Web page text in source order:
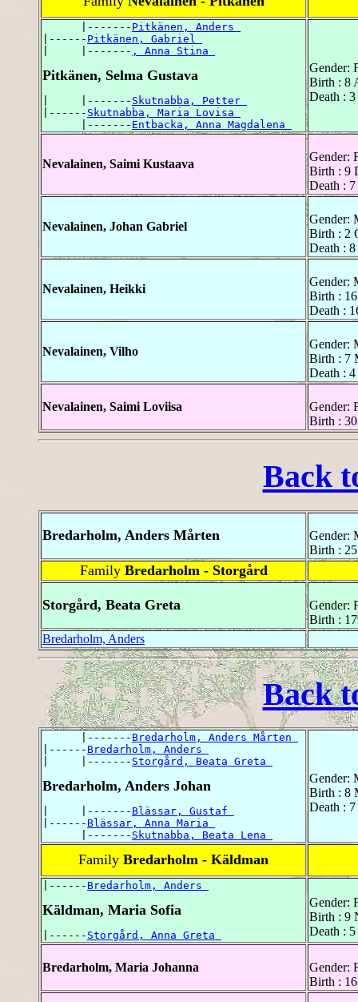
      |-------
Pitkänen, Anders
|------ Pitkänen, Gabriel
|     |------- , Anna Stina
Pitkänen, Selma Gustava
|     |------- Skutnabba, Petter
|------ Skutnabba, Maria Lovisa
      |-------
Entbacka, Anna Magdalena
Gender:
Birth : 8
Death :
Nevalainen, Saimi Kustaava
Gender:
Birth : 9
Death :
Nevalainen, Johan Gabriel
Gender:
Birth : 2
Death :
Nevalainen, Heikki
Gender:
Birth :
Death :
Nevalainen, Vilho
Gender:
Birth : 7
Death :
Nevalainen, Saimi Loviisa
Gender:
Birth :
Back
Bredarholm, Anders Mårten
Gender:
Birth :
Family Bredarholm - Storgård
Storgård, Beata Greta
Gender:
Birth :
Bredarholm, Anders
Back
      |-------
Bredarholm, Anders Mårten
|------ Bredarholm, Anders
|     |------- Storgård, Beata Greta
Bredarholm, Anders Johan
|     |------- Blässar, Gustaf
|------ Blässar, Anna Maria
      |-------
Skutnabba, Beata Lena
Gender:
Birth : 8
Death :
Family Bredarholm - Käldman
|------ Bredarholm, Anders
Käldman, Maria Sofia
|------ Storgård, Anna Greta
Gender:
Birth : 9
Death :
Bredarholm, Maria Johanna
Gender:
Birth : 16